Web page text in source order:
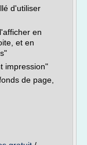
d'utiliser
en
et en
impression"
de page,